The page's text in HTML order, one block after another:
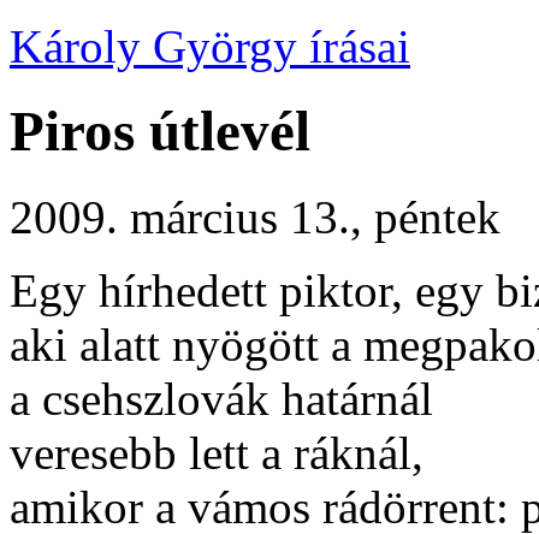
Károly György írásai
Piros útlevél
2009. március 13., péntek
Egy hírhedett piktor, egy
aki alatt nyögött a
a csehszlovák határnál
veresebb lett a ráknál,
amikor a vámos rádörrent: